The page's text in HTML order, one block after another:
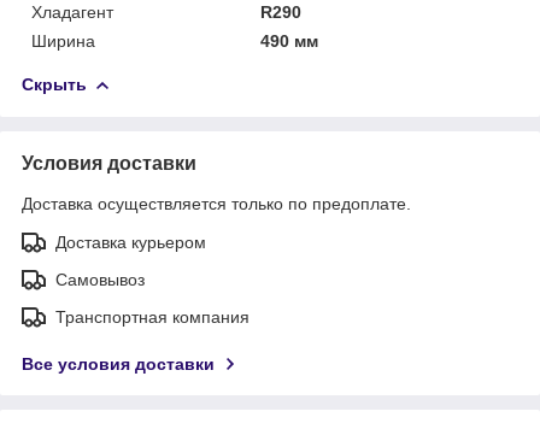
Хладагент
R290
Ширина
490 мм
Скрыть
Условия доставки
Доставка осуществляется только по предоплате.
Доставка курьером
Самовывоз
Транспортная компания
Все условия доставки